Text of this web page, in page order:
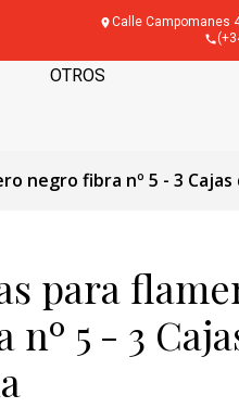
Calle Campomanes
OTROS
negro fibra nº 5 - 3 Cajas
para
5 - 3